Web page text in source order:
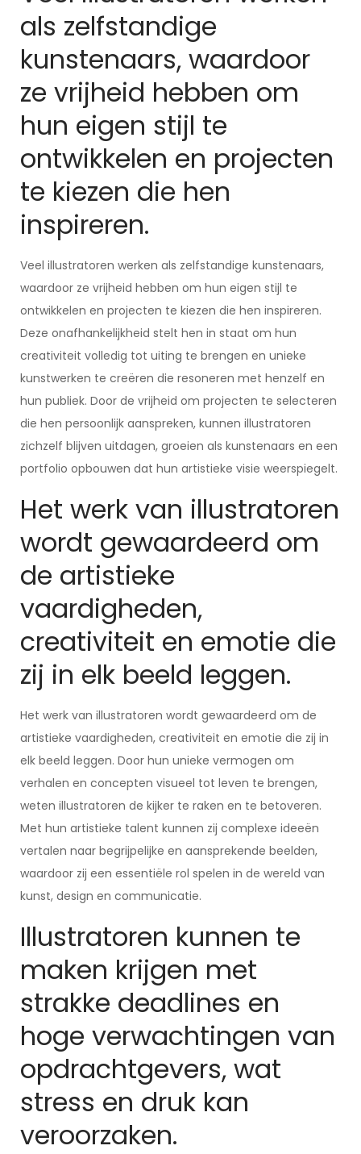
als zelfstandige
kunstenaars, waardoor
ze vrijheid hebben om
hun eigen stijl te
ontwikkelen en projecten
te kiezen die hen
inspireren.
Veel illustratoren werken als zelfstandige kunstenaars,
waardoor ze vrijheid hebben om hun eigen stijl te
ontwikkelen en projecten te kiezen die hen inspireren.
Deze onafhankelijkheid stelt hen in staat om hun
creativiteit volledig tot uiting te brengen en unieke
kunstwerken te creëren die resoneren met henzelf en
hun publiek. Door de vrijheid om projecten te selecteren
die hen persoonlijk aanspreken, kunnen illustratoren
zichzelf blijven uitdagen, groeien als kunstenaars en een
portfolio opbouwen dat hun artistieke visie weerspiegelt.
Het werk van illustratoren
wordt gewaardeerd om
de artistieke
vaardigheden,
creativiteit en emotie die
zij in elk beeld leggen.
Het werk van illustratoren wordt gewaardeerd om de
artistieke vaardigheden, creativiteit en emotie die zij in
elk beeld leggen. Door hun unieke vermogen om
verhalen en concepten visueel tot leven te brengen,
weten illustratoren de kijker te raken en te betoveren.
Met hun artistieke talent kunnen zij complexe ideeën
vertalen naar begrijpelijke en aansprekende beelden,
waardoor zij een essentiële rol spelen in de wereld van
kunst, design en communicatie.
Illustratoren kunnen te
maken krijgen met
strakke deadlines en
hoge verwachtingen van
opdrachtgevers, wat
stress en druk kan
veroorzaken.